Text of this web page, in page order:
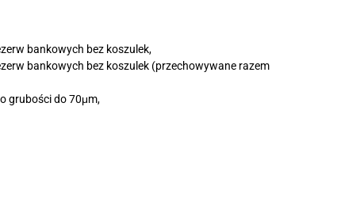
bankowych bez koszulek,
bankowych bez koszulek (przechowywane razem
grubości do 70μm,